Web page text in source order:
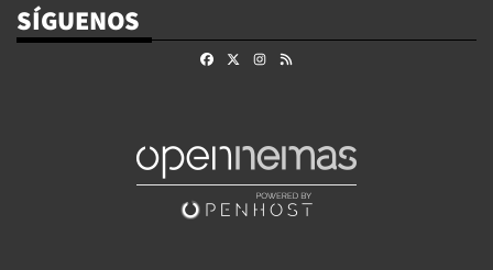
SÍGUENOS
FacebookInstagram